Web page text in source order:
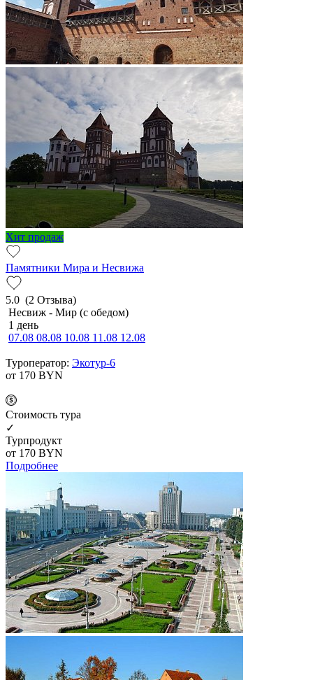
Хит продаж
Памятники Мира и Несвижа
5.0 (2 Отзыва)
Несвиж - Мир (с обедом)
1 день
07.08 08.08 10.08 11.08 12.08
Туроператор: Экотур-6
от 170 BYN
Cтоимость тура
✓
Турпродукт
от 170 BYN
Подробнее